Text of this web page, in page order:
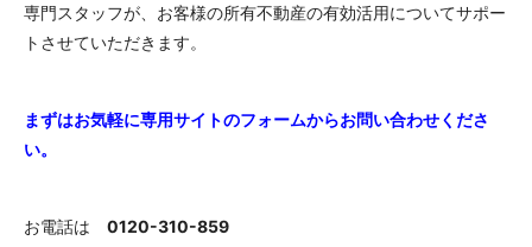
専門スタッフが、お客様の所有不動産の有効活用についてサポー
トさせていただきます。
まずはお気軽に専用サイトのフォームからお問い合わせくださ
い。
お電話は 0120-310-859